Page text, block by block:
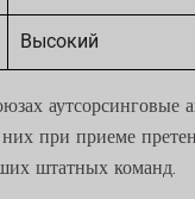
Высокий
аутсорсинговые
при приеме
штатных команд.